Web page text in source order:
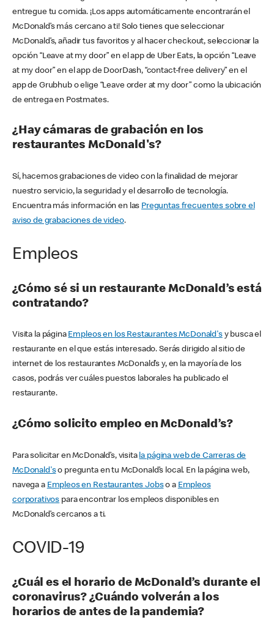
entregue tu comida. ¡Los apps automáticamente encontrarán el
McDonald’s más cercano a ti! Solo tienes que seleccionar
McDonald’s, añadir tus favoritos y al hacer checkout, seleccionar la
opción “Leave at my door” en el app de Uber Eats, la opción “Leave
at my door” en el app de DoorDash, “contact-free delivery” en el
app de Grubhub o elige “Leave order at my door” como la ubicación
de entrega en Postmates.
¿Hay cámaras de grabación en los
restaurantes McDonald's?
Sí, hacemos grabaciones de video con la finalidad de mejorar
nuestro servicio, la seguridad y el desarrollo de tecnología.
Encuentra más información en las Preguntas frecuentes sobre el
aviso de grabaciones de video.
Empleos
¿Cómo sé si un restaurante McDonald’s está
contratando?
Visita la página Empleos en los Restaurantes McDonald'sy busca el
restaurante en el que estás interesado. Serás dirigido al sitio de
internet de los restaurantes McDonald’s y, en la mayoría de los
casos, podrás ver cuáles puestos laborales ha publicado el
restaurante.
¿Cómo solicito empleo en McDonald’s?
Para solicitar en McDonald’s, visita la página web de Carreras de
McDonald'so pregunta en tu McDonald’s local. En la página web,
navega a Empleos en Restaurantes Jobso a Empleos
corporativos para encontrar los empleos disponibles en
McDonald’s cercanos a ti.
COVID-19
¿Cuál es el horario de McDonald’s durante el
coronavirus? ¿Cuándo volverán a los
horarios de antes de la pandemia?